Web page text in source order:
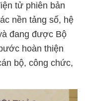
tử phiên bản
nền tảng số, hệ
đang được Bộ
hoàn thiện
bộ, công chức,